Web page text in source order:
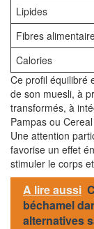
Lipides
Fibres
Calories
Ce profil équilibré
de son muesli, à
transformés, à
Pampas ou
Une attention
favorise un effet
stimuler le corps
A lire aussi
béchamel
alternatives